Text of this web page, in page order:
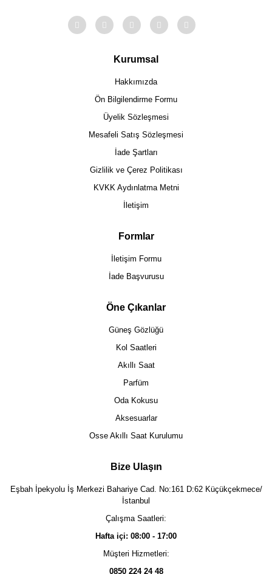
Kurumsal
Hakkımızda
Ön Bilgilendirme Formu
Üyelik Sözleşmesi
Mesafeli Satış Sözleşmesi
İade Şartları
Gizlilik ve Çerez Politikası
KVKK Aydınlatma Metni
İletişim
Formlar
İletişim Formu
İade Başvurusu
Öne Çıkanlar
Güneş Gözlüğü
Kol Saatleri
Akıllı Saat
Parfüm
Oda Kokusu
Aksesuarlar
Osse Akıllı Saat Kurulumu
Bize Ulaşın
Eşbah İpekyolu İş Merkezi Bahariye Cad. No:161 D:62 Küçükçekmece/
İstanbul
Çalışma Saatleri:
Hafta içi: 08:00 - 17:00
Müşteri Hizmetleri:
0850 224 24 48